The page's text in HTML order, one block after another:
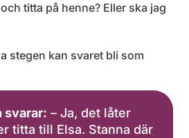
titta på henne? Eller ska jag
stegen kan svaret bli som
svarar: – Ja, det låter
titta till Elsa. Stanna där